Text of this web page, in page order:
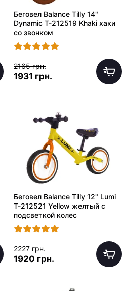
Беговел Balance Tilly 14"
Dynamic T-212519 Khaki хаки
со звонком
2165 грн.
1931 грн.
Беговел Balance Tilly 12" Lumi
T-212521 Yellow желтый с
подсветкой колес
2227 грн.
1920 грн.